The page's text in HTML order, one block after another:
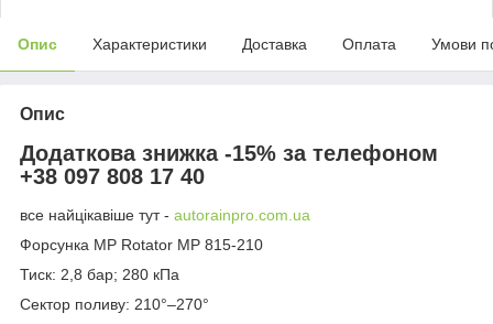
Опис Характеристики Доставка Оплата Умови
Опис
Додаткова знижка -15% за телефоном
+38 097 808 17 40
все найцікавіше тут - autorainpro.com.ua
Форсунка MP Rotator MP 815-210
Тиск: 2,8 бар; 280 кПа
Сектор поливу: 210°–270°